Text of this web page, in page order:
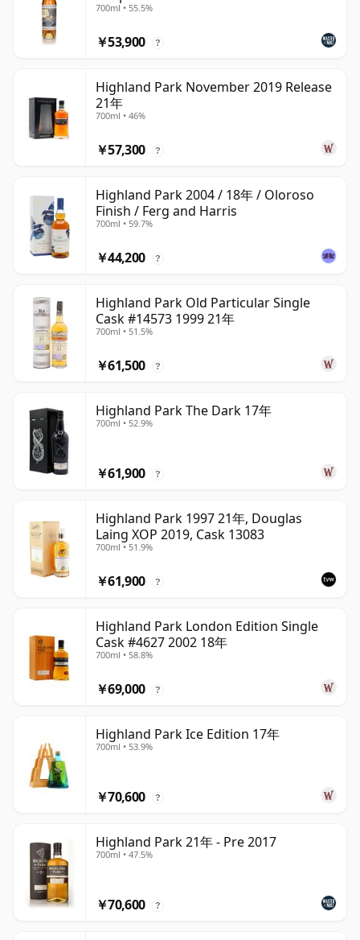
700ml • 55.5%
￥53,900 ?
Highland Park November 2019 Release
21年
700ml • 46%
￥57,300 ?
Highland Park 2004 / 18年 / Oloroso
Finish / Ferg and Harris
700ml • 59.7%
￥44,200 ?
Highland Park Old Particular Single
Cask #14573 1999 21年
700ml • 51.5%
￥61,500 ?
Highland Park The Dark 17年
700ml • 52.9%
￥61,900 ?
Highland Park 1997 21年, Douglas
Laing XOP 2019, Cask 13083
700ml • 51.9%
￥61,900 ?
Highland Park London Edition Single
Cask #4627 2002 18年
700ml • 58.8%
￥69,000 ?
Highland Park Ice Edition 17年
700ml • 53.9%
￥70,600 ?
Highland Park 21年 - Pre 2017
700ml • 47.5%
￥70,600 ?